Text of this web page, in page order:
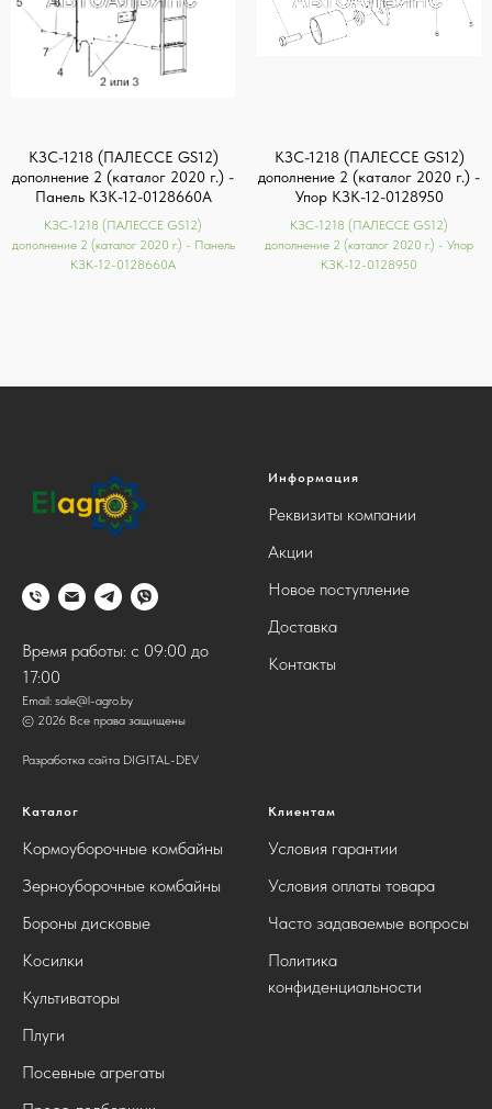
КЗС-1218 (ПАЛЕССЕ GS12)
дополнение 2 (каталог 2020 г.) -
Панель КЗК-12-0128660А
КЗС-1218 (ПАЛЕССЕ GS12)
дополнение 2 (каталог 2020 г.) - Панель
КЗК-12-0128660А
КЗС-1218 (ПАЛЕССЕ GS12)
дополнение 2 (каталог 2020 г.) -
Упор КЗК-12-0128950
КЗС-1218 (ПАЛЕССЕ GS12)
дополнение 2 (каталог 2020 г.) - Упор
КЗК-12-0128950
Время работы: с 09:00 до
17:00
Email: sale@l-agro.by
© 2026 Все права защищены
Разработка сайта DIGITAL-DEV
Информация
Реквизиты компании
Акции
Новое поступление
Доставка
Контакты
Каталог
Кормоуборочные комбайны
Зерноуборочные комбайны
Бороны дисковые
Косилки
Культиваторы
Плуги
Посевные агрегаты
Клиентам
Условия гарантии
Условия оплаты товара
Часто задаваемые вопросы
Политика
конфиденциальности